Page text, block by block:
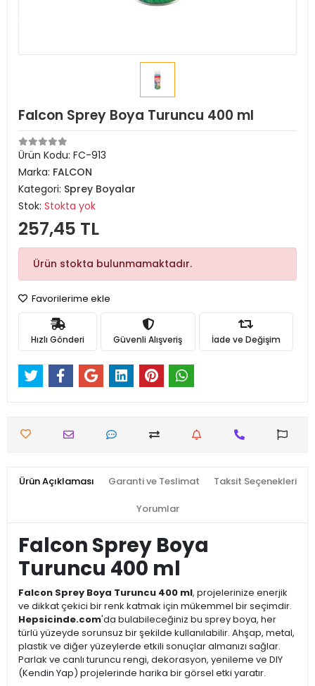
Falcon Sprey Boya Turuncu 400 ml
Ürün Kodu: FC-913
Marka: FALCON
Kategori: Sprey Boyalar
Stok: Stokta yok
257,45 TL
Ürün stokta bulunmamaktadır.
Favorilerime ekle
Hızlı Gönderi Güvenli Alışveriş İade ve Değişim
Ürün Açıklaması Garanti ve Teslimat Taksit Seçenekleri
Yorumlar
Falcon Sprey Boya
Turuncu 400 ml
Falcon Sprey Boya Turuncu 400 ml, projelerinize enerjik
ve dikkat çekici bir renk katmak için mükemmel bir seçimdir.
Hepsicinde.com'da bulabileceğiniz bu sprey boya, her
türlü yüzeyde sorunsuz bir şekilde kullanılabilir. Ahşap, metal,
plastik ve diğer yüzeylerde etkili sonuçlar almanızı sağlar.
Parlak ve canlı turuncu rengi, dekorasyon, yenileme ve DIY
(Kendin Yap) projelerinde harika bir görsel etki yaratır.